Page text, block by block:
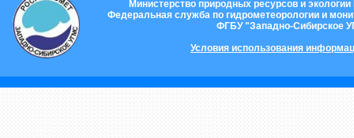
Министерство природных ресурсов и
Федеральная служба по гидрометеорологии и
ФГБУ "Западно-Сибирское
Условия использования